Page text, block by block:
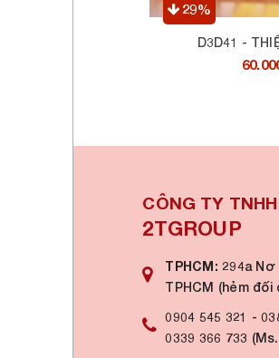
29%
D3D41 -
CÔNG TY
2TGROUP
TPHCM:294a Nơ
TPHCM (hẻm đối
0904 545 321 -
0339 366 733